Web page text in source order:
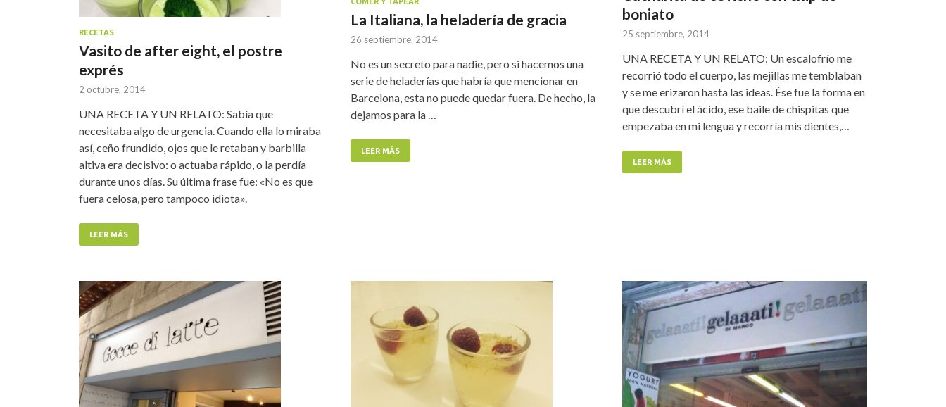
RECETAS
Vasito de after eight, el postre
exprés
2 octubre, 2014
UNA RECETA Y UN RELATO: Sabía que
necesitaba algo de urgencia. Cuando ella lo miraba
así, ceño frundido, ojos que le retaban y barbilla
altiva era decisivo: o actuaba rápido, o la perdía
durante unos días. Su última frase fue: «No es que
fuera celosa, pero tampoco idiota».
LEER MÁS
La Italiana, la heladería de gracia
26 septiembre, 2014
No es un secreto para nadie, pero si hacemos una
serie de heladerías que habría que mencionar en
Barcelona, esta no puede quedar fuera. De hecho, la
dejamos para la …
LEER MÁS
boniato
25 septiembre, 2014
UNA RECETA Y UN RELATO: Un escalofrío me
recorrió todo el cuerpo, las mejillas me temblaban
y se me erizaron hasta las ideas. Ése fue la forma en
que descubrí el ácido, ese baile de chispitas que
empezaba en mi lengua y recorría mis dientes,…
LEER MÁS